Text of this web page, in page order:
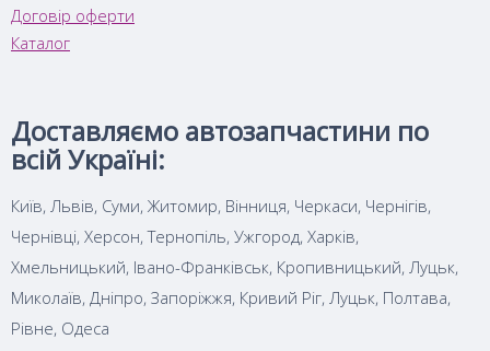
Договір оферти
Каталог
Доставляємо автозапчастини по
всій Україні:
Київ, Львів, Суми, Житомир, Вінниця, Черкаси, Чернігів,
Чернівці, Херсон, Тернопіль, Ужгород, Харків,
Хмельницький, Івано-Франківськ, Кропивницький, Луцьк,
Миколаїв, Дніпро, Запоріжжя, Кривий Ріг, Луцьк, Полтава,
Рівне, Одеса